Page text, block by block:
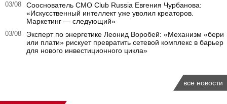
03/08
Сооснователь CMO Club Russia Евгения Чурбанова:
«Искусственный интеллект уже уволил креаторов.
Маркетинг — следующий»
03/08
Эксперт по энергетике Леонид Воробей: «Механизм «бери
или плати» рискует превратить сетевой комплекс в барьер
для нового инвестиционного цикла»
все новости